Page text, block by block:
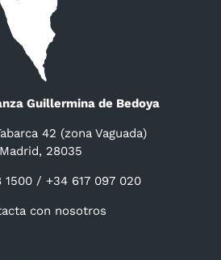
Guillermina de Bedoya
42 (zona Vaguada)
Madrid, 28035
1500 / +34 617 097 020
con nosotros